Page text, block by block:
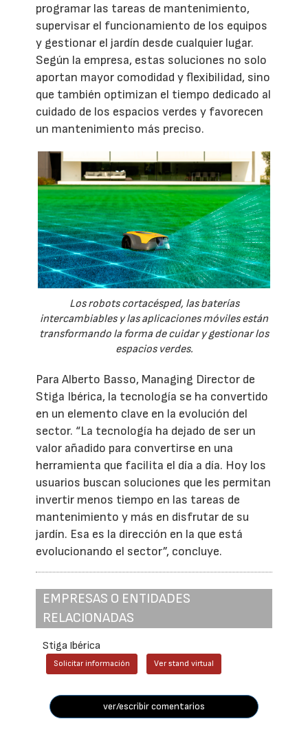
programar las tareas de mantenimiento,
supervisar el funcionamiento de los equipos
y gestionar el jardín desde cualquier lugar.
Según la empresa, estas soluciones no solo
aportan mayor comodidad y flexibilidad, sino
que también optimizan el tiempo dedicado al
cuidado de los espacios verdes y favorecen
un mantenimiento más preciso.
Los robots cortacésped, las baterías
intercambiables y las aplicaciones móviles están
transformando la forma de cuidar y gestionar los
espacios verdes.
Para Alberto Basso, Managing Director de
Stiga Ibérica, la tecnología se ha convertido
en un elemento clave en la evolución del
sector. “La tecnología ha dejado de ser un
valor añadido para convertirse en una
herramienta que facilita el día a día. Hoy los
usuarios buscan soluciones que les permitan
invertir menos tiempo en las tareas de
mantenimiento y más en disfrutar de su
jardín. Esa es la dirección en la que está
evolucionando el sector”, concluye.
EMPRESAS O ENTIDADES
RELACIONADAS
Stiga Ibérica
Solicitar información Ver stand virtual
ver/escribir comentarios